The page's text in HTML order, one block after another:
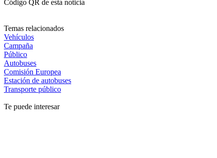
Código QR de esta noticia
Temas relacionados
Vehículos
Campaña
Público
Autobuses
Comisión Europea
Estación de autobuses
Transporte público
Te puede interesar